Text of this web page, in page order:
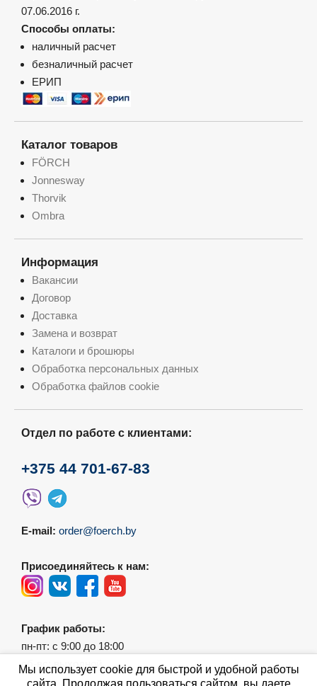
07.06.2016 г.
Способы оплаты:
наличный расчет
безналичный расчет
ЕРИП
Каталог товаров
FÖRCH
Jonnesway
Thorvik
Ombra
Информация
Вакансии
Договор
Доставка
Замена и возврат
Каталоги и брошюры
Обработка персональных данных
Обработка файлов cookie
Отдел по работе с клиентами:
+375 44 701-67-83
E-mail: order@foerch.by
Присоединяйтесь к нам:
График работы:
пн-пт: с 9:00 до 18:00
сб-вс: выходной
Мы использует cookie для быстрой и удобной работы
сайта. Продолжая пользоваться сайтом, вы даете